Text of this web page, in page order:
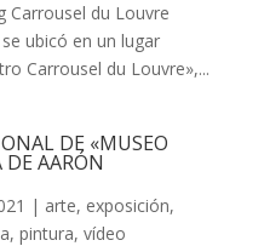
Carrousel du Louvre
ubicó en un lugar
Carrousel du Louvre»,...
DE «MUSEO
AARÓN
| arte, exposición,
, pintura, vídeo